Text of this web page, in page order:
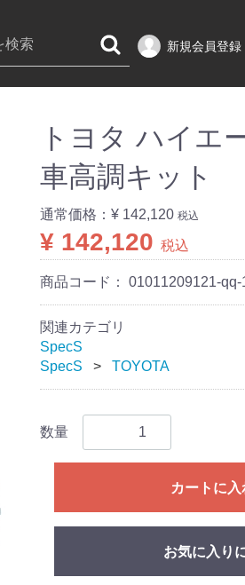
新規会員登録
トヨタ ハイエ
車高調キット
通常価格： ¥ 142,120 税込
¥ 142,120 税込
商品コード： 01011209121-qq-
関連カテゴリ
SpecS
SpecS
TOYOTA
数量
カートに入
お気に入り